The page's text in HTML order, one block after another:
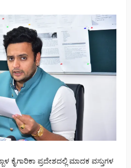
ಕೈಗಾರಿಕಾ ಪ್ರದೇಶದಲ್ಲಿ ಮಾದಕ ವಸ್ತುಗಳ